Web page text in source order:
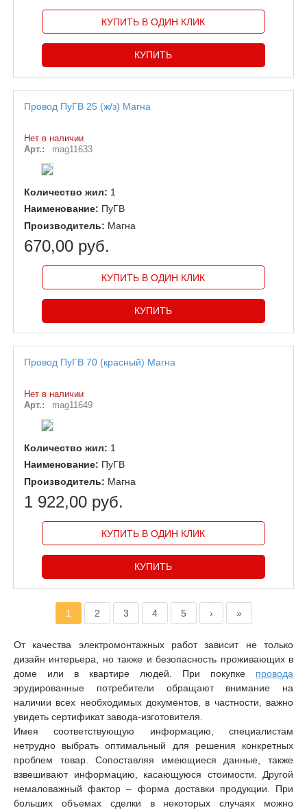
КУПИТЬ В ОДИН КЛИК
Провод ПуГВ 25 (ж/з) Магна
Нет в наличии
Арт.:
mag11633
Количество жил: 1
Наименование: ПуГВ
Производитель: Магна
670,00 руб.
КУПИТЬ В ОДИН КЛИК
Провод ПуГВ 70 (красный) Магна
Нет в наличии
Арт.:
mag11649
Количество жил: 1
Наименование: ПуГВ
Производитель: Магна
1 922,00 руб.
КУПИТЬ В ОДИН КЛИК
1 2 3 4 5 › »
От качества электромонтажных работ зависит не только
дизайн интерьера, но также и безопасность проживающих в
доме или в квартире людей. При покупке провода
эрудированные потребители обращают внимание на
наличии всех необходимых документов, в частности, важно
увидеть сертификат завода-изготовителя.
Имея соответствующую информацию, специалистам
нетрудно выбрать оптимальный для решения конкретных
проблем товар. Сопоставляя имеющиеся данные, также
взвешивают информацию, касающуюся стоимости. Другой
немаловажный фактор – форма доставки продукции. При
больших объемах сделки в некоторых случаях можно